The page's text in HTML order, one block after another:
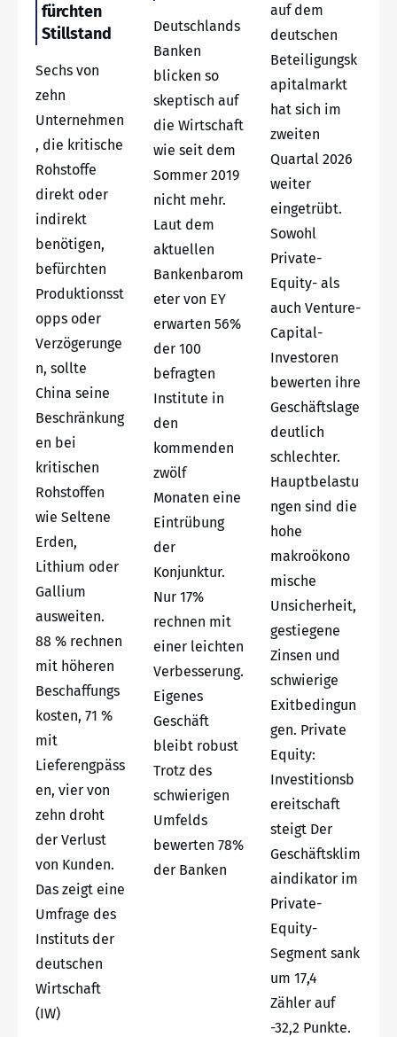
fürchten
Stillstand
Sechs von
zehn
Unternehmen
, die kritische
Rohstoffe
direkt oder
indirekt
benötigen,
befürchten
Produktionsst
opps oder
Verzögerunge
n, sollte
China seine
Beschränkung
en bei
kritischen
Rohstoffen
wie Seltene
Erden,
Lithium oder
Gallium
ausweiten.
88 % rechnen
mit höheren
Beschaffungs
kosten, 71 %
mit
Lieferengpäss
en, vier von
zehn droht
der Verlust
von Kunden.
Das zeigt eine
Umfrage des
Instituts der
deutschen
Wirtschaft
(IW)
Deutschlands
Banken
blicken so
skeptisch auf
die Wirtschaft
wie seit dem
Sommer 2019
nicht mehr.
Laut dem
aktuellen
Bankenbarom
eter von EY
erwarten 56%
der 100
befragten
Institute in
den
kommenden
zwölf
Monaten eine
Eintrübung
der
Konjunktur.
Nur 17%
rechnen mit
einer leichten
Verbesserung.
Eigenes
Geschäft
bleibt robust
Trotz des
schwierigen
Umfelds
bewerten 78%
der Banken
auf dem
deutschen
Beteiligungsk
apitalmarkt
hat sich im
zweiten
Quartal 2026
weiter
eingetrübt.
Sowohl
Private-
Equity- als
auch Venture-
Capital-
Investoren
bewerten ihre
Geschäftslage
deutlich
schlechter.
Hauptbelastu
ngen sind die
hohe
makroökono
mische
Unsicherheit,
gestiegene
Zinsen und
schwierige
Exitbedingun
gen. Private
Equity:
Investitionsb
ereitschaft
steigt Der
Geschäftsklim
aindikator im
Private-
Equity-
Segment sank
um 17,4
Zähler auf
-32,2 Punkte.